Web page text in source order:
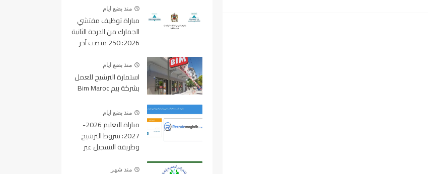
منذ بضع ايام
مباراة توظيف مفتشي
الجمارك من الدرجة الثانية
2026: 250 منصب آخر
2026منذ بضع ايام
استمارة الترشيح للعمل
بشركة بيم Bim Maroc
منذ بضع ايام
مباراة التعليم 2026-
2027: شروط الترشيح
وطريقة التسجيل عبر
منذ شهر